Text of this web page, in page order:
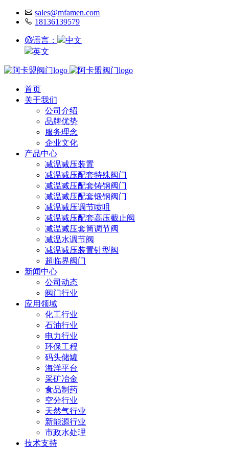
sales@mfamen.com
18136139579
语言：
中文
英文
首页
关于我们
公司介绍
品牌优势
服务理念
企业文化
产品中心
减温减压装置
减温减压配套特殊阀门
减温减压配套铸钢阀门
减温减压配套锻钢阀门
减温减压调节喷咀
减温减压配套高压截止阀
减温减压套筒调节阀
减温水调节阀
减温减压装置针型阀
超临界阀门
新闻中心
公司动态
阀门行业
应用领域
化工行业
石油行业
电力行业
环保工程
码头储罐
海洋平台
采矿冶金
食品制药
空分行业
天然气行业
新能源行业
市政水处理
技术支持